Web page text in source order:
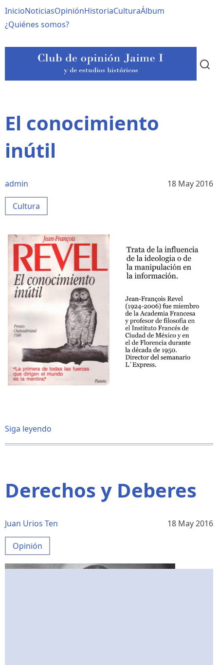
al
contenido
Navegación
principal
InicioNoticiasOpiniónHistoriaCulturaÁlbum
¿Quiénes somos?
El conocimiento
inútil
admin 18 May 2016
Cultura
Siga leyendo
conocimiento
Derechos y Deberes
Juan Urios Ten 18 May 2016
Opinión